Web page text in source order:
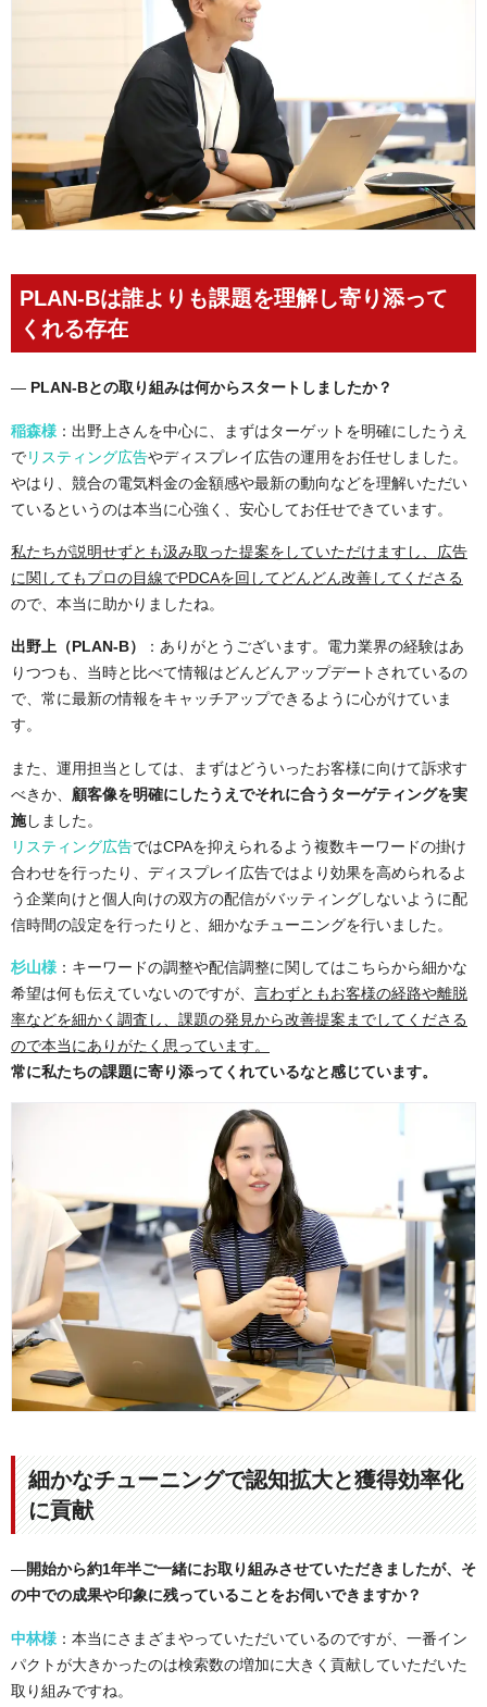
PLAN-Bは誰よりも課題を理解し寄り添って
くれる存在
― PLAN-Bとの取り組みは何からスタートしましたか？
稲森様 ：出野上さんを中心に、まずはターゲットを明確にしたうえ
でリスティング広告やディスプレイ広告の運用をお任せしました。
やはり、競合の電気料金の金額感や最新の動向などを理解いただい
ているというのは本当に心強く、安心してお任せできています。
私たちが説明せずとも汲み取った提案をしていただけますし、広告
に関してもプロの目線でPDCAを回してどんどん改善してくださる
ので、本当に助かりましたね。
出野上（PLAN-B）
：ありがとうございます。電力業界の経験はあ
りつつも、当時と比べて情報はどんどんアップデートされているの
で、常に最新の情報をキャッチアップできるように心がけていま
す。
また、運用担当としては、まずはどういったお客様に向けて訴求す
べきか、 顧客像を明確にしたうえでそれに合うターゲティングを実
施しました。
リスティング広告ではCPAを抑えられるよう複数キーワードの掛け
合わせを行ったり、ディスプレイ広告ではより効果を高められるよ
う企業向けと個人向けの双方の配信がバッティングしないように配
信時間の設定を行ったりと、細かなチューニングを行いました。
杉山様 ：キーワードの調整や配信調整に関してはこちらから細かな
希望は何も伝えていないのですが、 言わずともお客様の経路や離脱
率などを細かく調査し、課題の発見から改善提案までしてくださる
ので本当にありがたく思っています。
常に私たちの課題に寄り添ってくれているなと感じています。
細かなチューニングで認知拡大と獲得効率化
に貢献
―開始から約1年半ご一緒にお取り組みさせていただきましたが、そ
の中での成果や印象に残っていることをお伺いできますか？
中林様 ：本当にさまざまやっていただいているのですが、一番イン
パクトが大きかったのは検索数の増加に大きく貢献していただいた
取り組みですね。